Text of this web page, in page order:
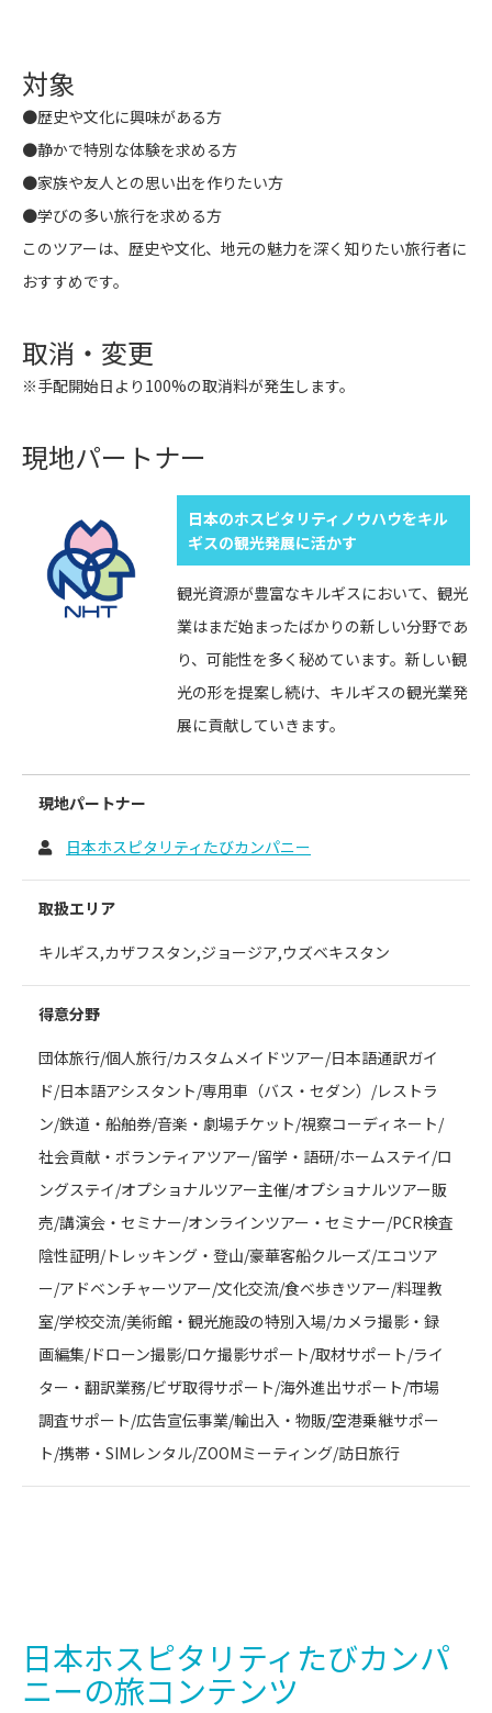
対象
●歴史や文化に興味がある方
●静かで特別な体験を求める方
●家族や友人との思い出を作りたい方
●学びの多い旅行を求める方
このツアーは、歴史や文化、地元の魅力を深く知りたい旅行者に
おすすめです。
取消・変更
※手配開始日より100%の取消料が発生します。
現地パートナー
日本のホスピタリティノウハウをキル
ギスの観光発展に活かす
観光資源が豊富なキルギスにおいて、観光
業はまだ始まったばかりの新しい分野であ
り、可能性を多く秘めています。新しい観
光の形を提案し続け、キルギスの観光業発
展に貢献していきます。
現地パートナー
日本ホスピタリティたびカンパニー
取扱エリア
キルギス,カザフスタン,ジョージア,ウズベキスタン
得意分野
団体旅行/個人旅行/カスタムメイドツアー/日本語通訳ガイ
ド/日本語アシスタント/専用車（バス・セダン）/レストラ
ン/鉄道・船舶券/音楽・劇場チケット/視察コーディネート/
社会貢献・ボランティアツアー/留学・語研/ホームステイ/ロ
ングステイ/オプショナルツアー主催/オプショナルツアー販
売/講演会・セミナー/オンラインツアー・セミナー/PCR検査
陰性証明/トレッキング・登山/豪華客船クルーズ/エコツア
ー/アドベンチャーツアー/文化交流/食べ歩きツアー/料理教
室/学校交流/美術館・観光施設の特別入場/カメラ撮影・録
画編集/ドローン撮影/ロケ撮影サポート/取材サポート/ライ
ター・翻訳業務/ビザ取得サポート/海外進出サポート/市場
調査サポート/広告宣伝事業/輸出入・物販/空港乗継サポー
ト/携帯・SIMレンタル/ZOOMミーティング/訪日旅行
日本ホスピタリティたびカンパ
ニーの旅コンテンツ